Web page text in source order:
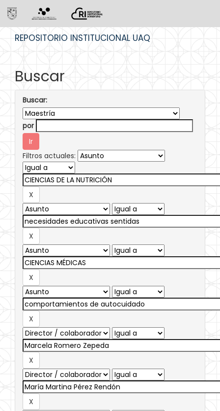
REPOSITORIO INSTITUCIONAL UAQ
Buscar
Buscar:
por
Filtros actuales: